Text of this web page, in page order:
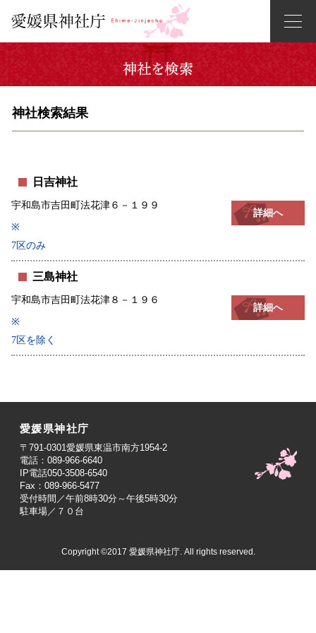
神社検索結果
日吉神社
宇和島市吉田町法花津６－１９９
詳細へ
※
7区のみ
三島神社
宇和島市吉田町法花津８－１９６
詳細へ
※
7区を除く
愛媛県神社庁
〒791-0301愛媛県東温市南方1954-2
電話：089-966-6640
IP電話050-3508-6540
Fax：089-966-5477
受付時間／午前8時30分～午後5時30分
駐車場／７０台
Copyright ©2017 愛媛県神社庁. All rights reserved.